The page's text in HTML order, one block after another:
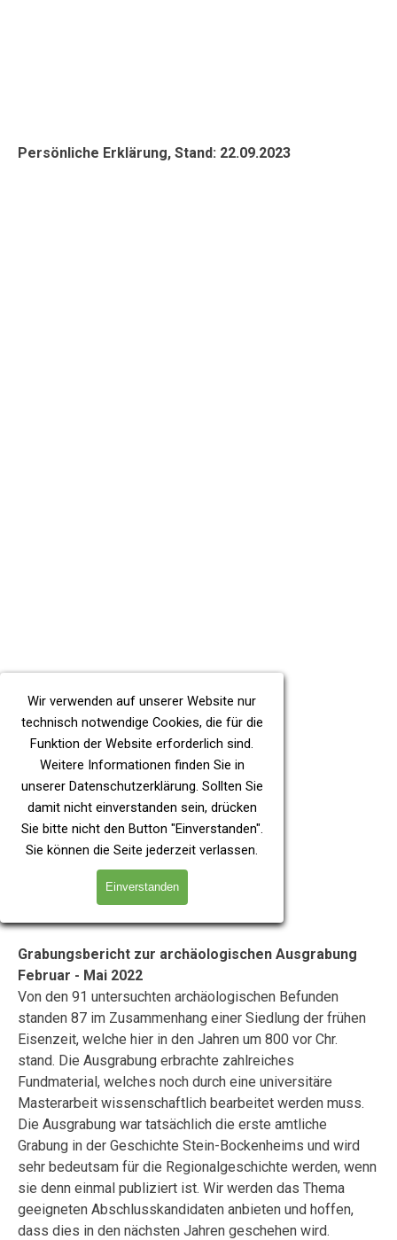
Wir verwenden auf unserer Website nur
technisch notwendige Cookies, die für die
Funktion der Website erforderlich sind.
Weitere Informationen finden Sie in
unserer Datenschutzerklärung. Sollten Sie
damit nicht einverstanden sein, drücken
Sie bitte nicht den Button "Einverstanden".
Sie können die Seite jederzeit verlassen.
Einverstanden
Persönliche Erklärung, Stand: 22.09.2023
Grabungsbericht zur archäologischen Ausgrabung
Februar - Mai 2022
Von den 91 untersuchten archäologischen Befunden
standen 87 im Zusammenhang einer Siedlung der frühen
Eisenzeit, welche hier in den Jahren um 800 vor Chr.
stand. Die Ausgrabung erbrachte zahlreiches
Fundmaterial, welches noch durch eine universitäre
Masterarbeit wissenschaftlich bearbeitet werden muss.
Die Ausgrabung war tatsächlich die erste amtliche
Grabung in der Geschichte Stein-Bockenheims und wird
sehr bedeutsam für die Regionalgeschichte werden, wenn
sie denn einmal publiziert ist. Wir werden das Thema
geeigneten Abschlusskandidaten anbieten und hoffen,
dass dies in den nächsten Jahren geschehen wird.